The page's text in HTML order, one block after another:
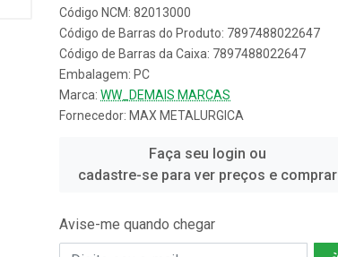
Código NCM: 82013000
Código de Barras do Produto: 7897488022647
Código de Barras da Caixa: 7897488022647
Embalagem: PC
Marca: WW_DEMAIS MARCAS
Fornecedor: MAX METALURGICA
Faça seu login ou
cadastre-se para ver preços e comprar
Avise-me quando chegar